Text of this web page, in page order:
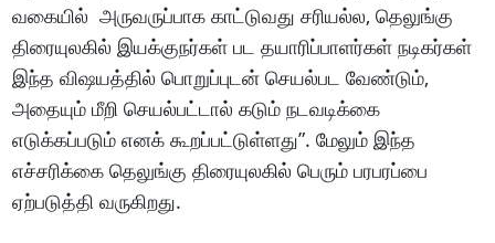
வகையில் அருவருப்பாக காட்டுவது சரியல்ல, தெலுங்கு
திரையுலகில் இயக்குநர்கள் பட தயாரிப்பாளர்கள் நடிகர்கள்
இந்த விஷயத்தில் பொறுப்புடன் செயல்பட வேண்டும்,
அதையும் மீறி செயல்பட்டால் கடும் நடவடிக்கை
எடுக்கப்படும் எனக் கூறப்பட்டுள்ளது”. மேலும் இந்த
எச்சரிக்கை தெலுங்கு திரையுலகில் பெரும் பரபரப்பை
ஏற்படுத்தி வருகிறது.